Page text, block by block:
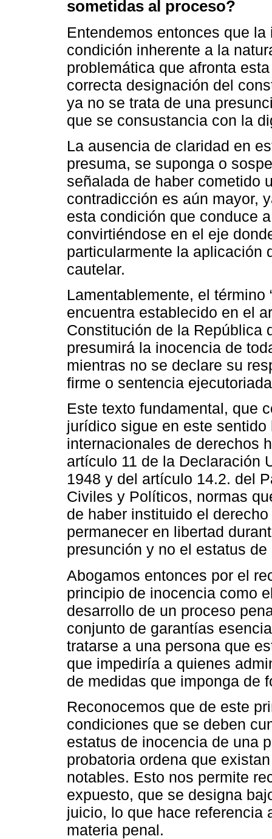
sometidas al proceso?
Entendemos entonces que
condición inherente a la
problemática que afronta
correcta designación del
ya no se trata de una
que se consustancia con la
La ausencia de claridad en
presuma, se suponga o
señalada de haber cometido
contradicción es aún mayor,
esta condición que conduce
convirtiéndose en el eje
particularmente la aplicación
cautelar.
Lamentablemente, el término
encuentra establecido en el
Constitución de la República
presumirá la inocencia de
mientras no se declare su
firme o sentencia
Este texto fundamental, que
jurídico sigue en este
internacionales de derechos
artículo 11 de la Declaración
1948 y del artículo 14.2. del
Civiles y Políticos, normas
de haber instituido el
permanecer en libertad
presunción y no el estatus
Abogamos entonces por el
principio de inocencia como
desarrollo de un proceso
conjunto de garantías
tratarse a una persona que
que impediría a quienes
de medidas que imponga de
Reconocemos que de este
condiciones que se deben
estatus de inocencia de una
probatoria ordena que
notables. Esto nos permite
expuesto, que se designa
juicio, lo que hace referencia
materia penal.